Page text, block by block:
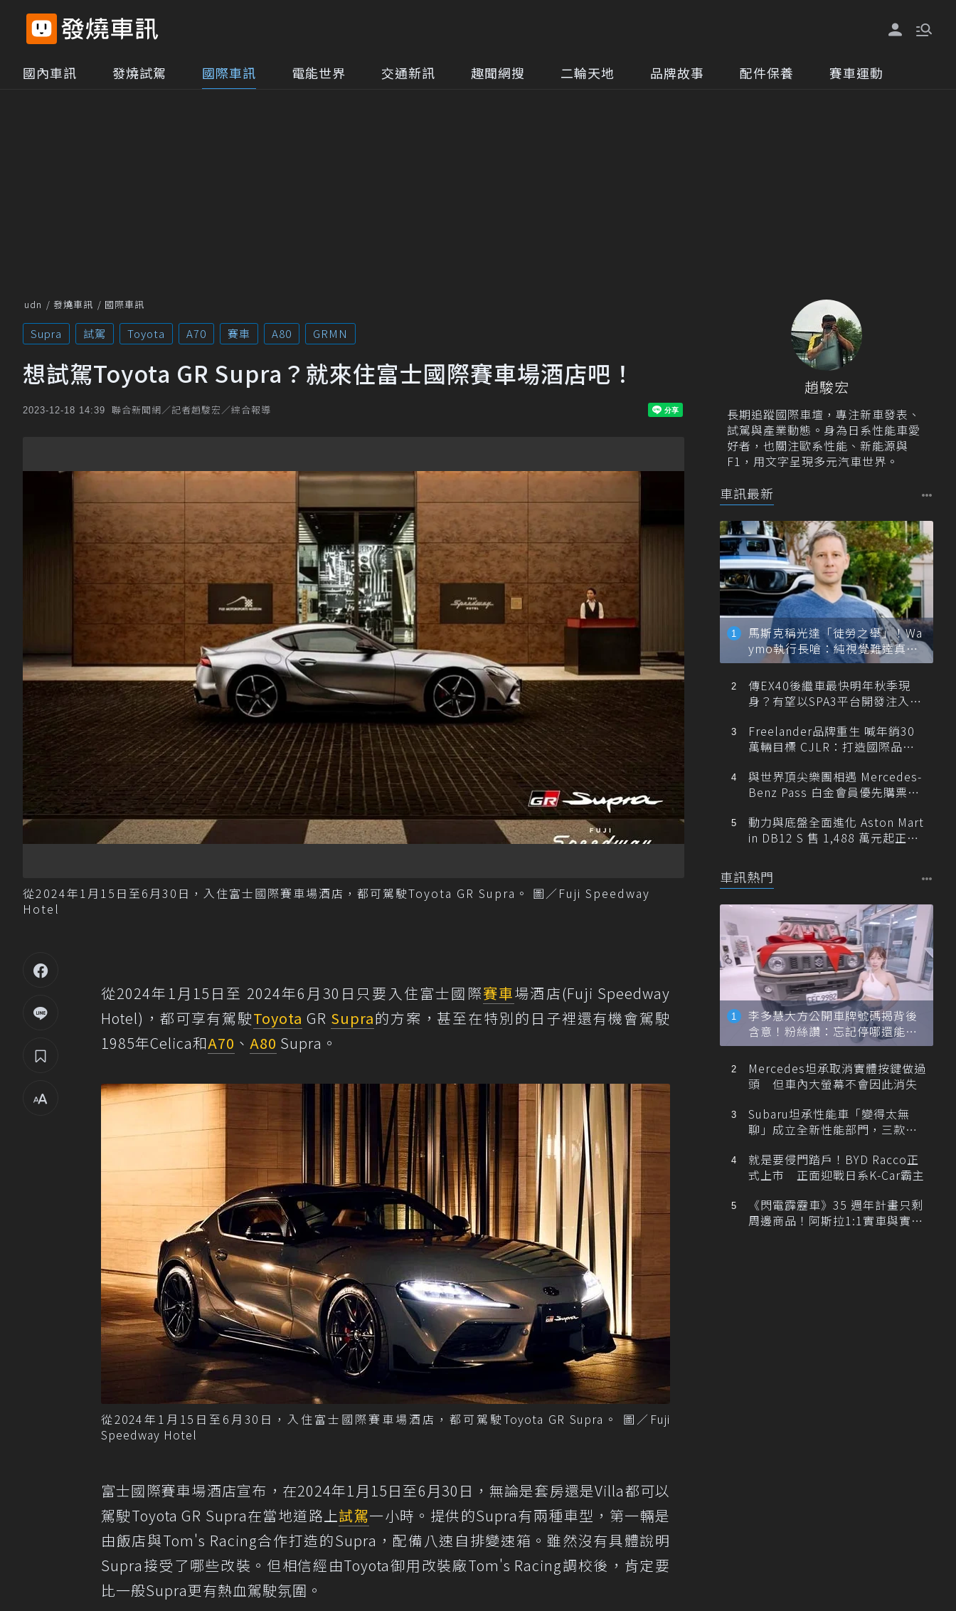
國內車訊 發燒試駕 國際車訊 電能世界 交通新訊 趣聞網搜 二輪天地 品牌故事 配件保養 賽車運動
udn 發燒車訊 國際車訊
Supra 試駕 Toyota A70 賽車 A80 GRMN
想試駕Toyota GR Supra？就來住富士國際賽車場酒店吧！
2023-12-18 14:39 聯合新聞網／記者趙駿宏／綜合報導
從2024年1月15日至6月30日，入住富士國際賽車場酒店，都可駕駛Toyota GR Supra。 圖／Fuji Speedway
Hotel
從2024年1月15日至 2024年6月30日只要入住富士國際賽車場酒店(Fuji Speedway
Hotel)，都可享有駕駛Toyota GR Supra的方案，甚至在特別的日子裡還有機會駕駛
1985年Celica和A70 、 A80 Supra。
從2024年1月15日至6月30日，入住富士國際賽車場酒店，都可駕駛Toyota GR Supra。 圖／Fuji
Speedway Hotel
富士國際賽車場酒店宣布，在2024年1月15日至6月30日，無論是套房還是Villa都可以
駕駛Toyota GR Supra在當地道路上試駕一小時。提供的Supra有兩種車型，第一輛是
由飯店與Tom's Racing合作打造的Supra，配備八速自排變速箱。雖然沒有具體說明
Supra接受了哪些改裝。但相信經由Toyota御用改裝廠Tom's Racing調校後，肯定要
比一般Supra更有熱血駕駛氛圍。
趙駿宏
長期追蹤國際車壇，專注新車發表、
試駕與產業動態。身為日系性能車愛
好者，也關注歐系性能、新能源與
F1，用文字呈現多元汽車世界。
車訊最新
馬斯克稱光達「徒勞之舉」！Wa
ymo執行長嗆：純視覺難達真正
自動駕駛
傳EX40後繼車最快明年秋季現
身？有望以SPA3平台開發注入80
Freelander品牌重生 喊年銷30
萬輛目標 CJLR：打造國際品牌
與世界頂尖樂團相遇 Mercedes-
Benz Pass 白金會員優先購票維
動力與底盤全面進化 Aston Mart
in DB12 S 售 1,488 萬元起正式
車訊熱門
李多慧大方公開車牌號碼揭背後
含意！粉絲讚：忘記停哪還能幫
忙找車
Mercedes坦承取消實體按鍵做過
頭 但車內大螢幕不會因此消失
Subaru坦承性能車「變得太無
聊」成立全新性能部門，三款手
就是要侵門踏戶！BYD Racco正
式上市 正面迎戰日系K-Car霸主
《閃電霹靂車》35 週年計畫只剩
周邊商品！阿斯拉1:1實車與實體